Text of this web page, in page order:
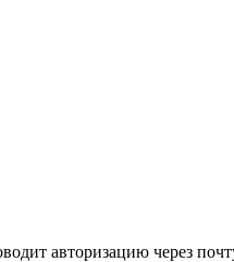
авторизацию через